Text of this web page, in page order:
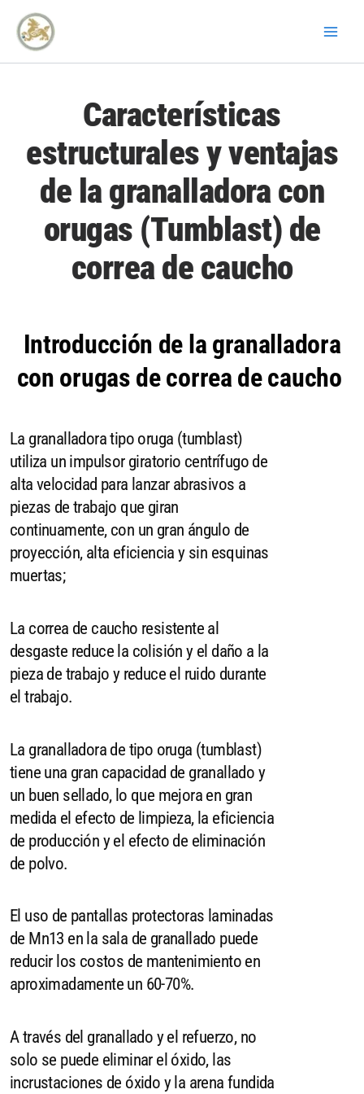
contenido
Características
estructurales y ventajas
de la granalladora con
orugas (Tumblast) de
correa de caucho
Introducción de la granalladora
con orugas de correa de caucho
La granalladora tipo oruga (tumblast)
utiliza un impulsor giratorio centrífugo de
alta velocidad para lanzar abrasivos a
piezas de trabajo que giran
continuamente, con un gran ángulo de
proyección, alta eficiencia y sin esquinas
muertas;
La correa de caucho resistente al
desgaste reduce la colisión y el daño a la
pieza de trabajo y reduce el ruido durante
el trabajo.
La granalladora de tipo oruga (tumblast)
tiene una gran capacidad de granallado y
un buen sellado, lo que mejora en gran
medida el efecto de limpieza, la eficiencia
de producción y el efecto de eliminación
de polvo.
El uso de pantallas protectoras laminadas
de Mn13 en la sala de granallado puede
reducir los costos de mantenimiento en
aproximadamente un 60-70%.
A través del granallado y el refuerzo, no
solo se puede eliminar el óxido, las
incrustaciones de óxido y la arena fundida